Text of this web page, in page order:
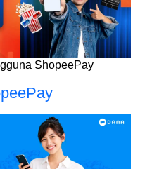
ShopeePay